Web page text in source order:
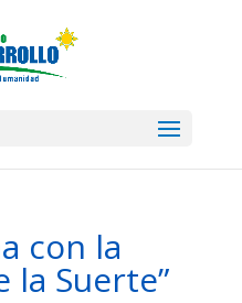
con la
la Suerte”